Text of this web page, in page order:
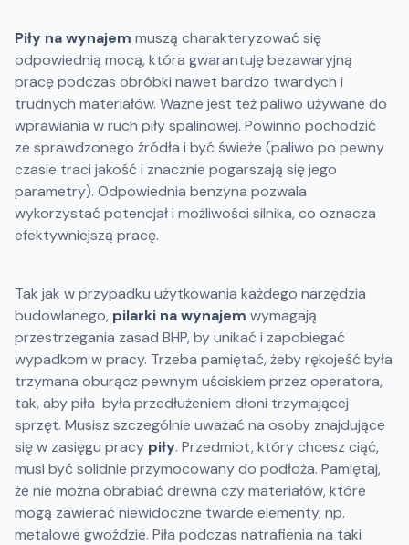
Piły na wynajem muszą charakteryzować się
odpowiednią mocą, która gwarantuję bezawaryjną
pracę podczas obróbki nawet bardzo twardych i
trudnych materiałów. Ważne jest też paliwo używane do
wprawiania w ruch piły spalinowej. Powinno pochodzić
ze sprawdzonego źródła i być świeże (paliwo po pewny
czasie traci jakość i znacznie pogarszają się jego
parametry). Odpowiednia benzyna pozwala
wykorzystać potencjał i możliwości silnika, co oznacza
efektywniejszą pracę.
Tak jak w przypadku użytkowania każdego narzędzia
budowlanego, pilarki na wynajem wymagają
przestrzegania zasad BHP, by unikać i zapobiegać
wypadkom w pracy. Trzeba pamiętać, żeby rękojeść była
trzymana oburącz pewnym uściskiem przez operatora,
tak, aby piła była przedłużeniem dłoni trzymającej
sprzęt. Musisz szczególnie uważać na osoby znajdujące
się w zasięgu pracy piły. Przedmiot, który chcesz ciąć,
musi być solidnie przymocowany do podłoża. Pamiętaj,
że nie można obrabiać drewna czy materiałów, które
mogą zawierać niewidoczne twarde elementy, np.
metalowe gwoździe. Piła podczas natrafienia na taki